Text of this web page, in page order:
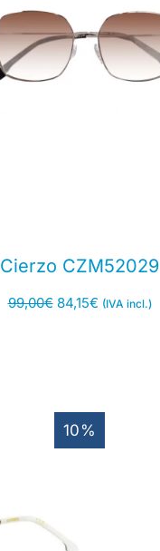
Cierzo CZM52029
99,00€ 84,15€ (IVA incl.)
10%